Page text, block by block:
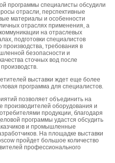
программы специалисты обсудили
отрасли, перспективные
материалы и особенности
отраслях применения, а
на отраслевых
подготовки специалистов
производства, требования в
безопасности и
сточных вод после
выставки ждет еще более
программа для специалистов.
позволяет объединить на
производителей оборудования и
продукции, благодаря
программы удастся обсудить
и промышленные
На площадке выставки
пройдет большое количество
профессионального